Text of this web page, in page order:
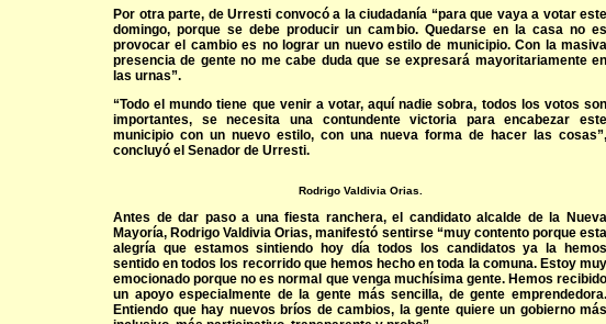
Por otra parte, de Urresti convocó a la ciudadanía “para que vaya a votar este
domingo, porque se debe producir un cambio. Quedarse en la casa no es
provocar el cambio es no lograr un nuevo estilo de municipio. Con la masiva
presencia de gente no me cabe duda que se expresará mayoritariamente en
las urnas”.
“Todo el mundo tiene que venir a votar, aquí nadie sobra, todos los votos son
importantes, se necesita una contundente victoria para encabezar este
municipio con un nuevo estilo, con una nueva forma de hacer las cosas”,
concluyó el Senador de Urresti.
Rodrigo Valdivia Orias.
Antes de dar paso a una fiesta ranchera, el candidato alcalde de la Nueva
Mayoría, Rodrigo Valdivia Orias, manifestó sentirse “muy contento porque esta
alegría que estamos sintiendo hoy día todos los candidatos ya la hemos
sentido en todos los recorrido que hemos hecho en toda la comuna. Estoy muy
emocionado porque no es normal que venga muchísima gente. Hemos recibido
un apoyo especialmente de la gente más sencilla, de gente emprendedora.
Entiendo que hay nuevos bríos de cambios, la gente quiere un gobierno más